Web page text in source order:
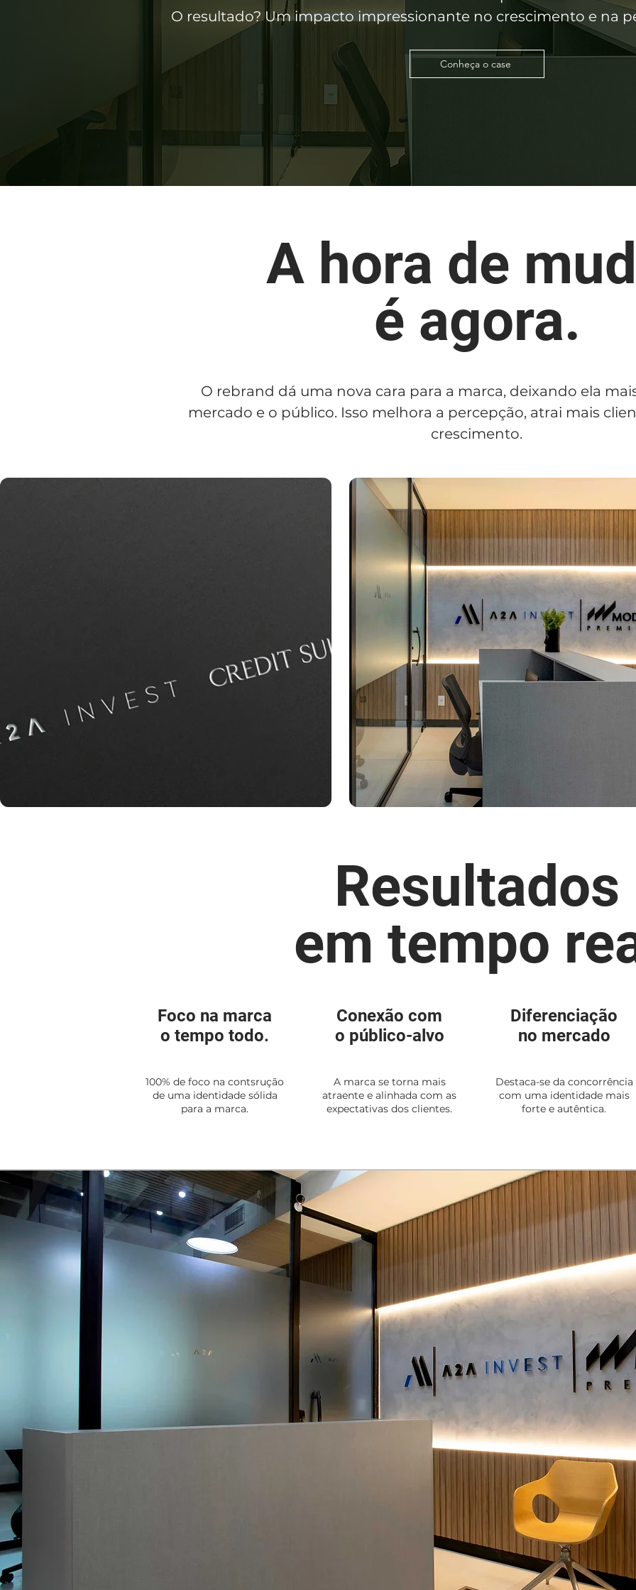
O resultado? Um impacto impressionante no crescimento e na
Conheça o case
A hora de
​é agora.
O rebrand dá uma nova cara para a marca, deixando ela
mercado e o público. Isso melhora a percepção, atrai mais
crescimento.
Resultados
em tempo
Foco na marca
o tempo todo.
100% de foco na contsrução
de uma identidade sólida
para a marca.
Conexão com
o público-alvo
A marca se torna mais
atraente e alinhada com as
expectativas dos clientes.
Diferenciação
no mercado
Destaca-se da concorrência
com uma identidade mais
forte e autêntica.